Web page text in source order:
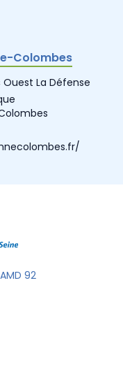
Colombes
Ouest La Défense
92